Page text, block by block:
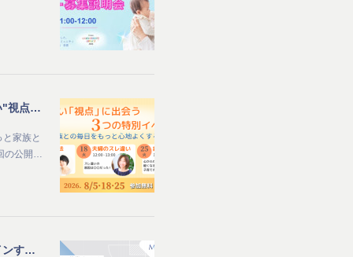
【MIRAIS8周年記念 公開イベント】子育て中のママ向け_家族との毎日をもっと心地よくする夏 新しい"視点"に出会う3つの特別イベント
家族と
の公開…
【MIRAIS × ママボノ共催イベント開催】 社会と未来を、仲間と編みなおす ～自分らしい未来をデザインするための“越境体験”～